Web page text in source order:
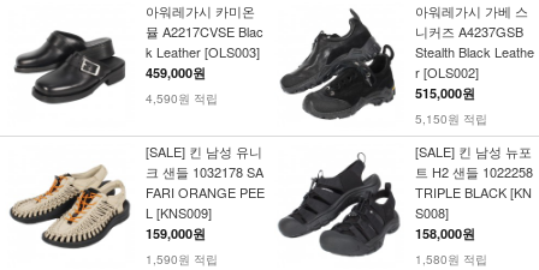
아워레가시 카미온
뮬 A2217CVSE Blac
k Leather [OLS003]
459,000원
4,590원 적립
아워레가시 가베 스
니커즈 A4237GSB
Stealth Black Leathe
r [OLS002]
515,000원
5,150원 적립
[SALE] 킨 남성 유니
크 샌들 1032178 SA
FARI ORANGE PEE
L [KNS009]
159,000원
1,590원 적립
[SALE] 킨 남성 뉴포
트 H2 샌들 1022258
TRIPLE BLACK [KN
S008]
158,000원
1,580원 적립